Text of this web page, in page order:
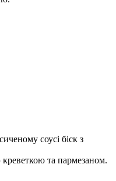
соусі біск з
та пармезаном.